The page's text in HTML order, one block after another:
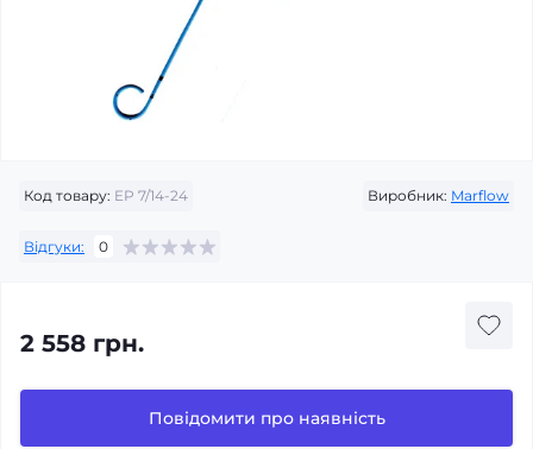
Код товару: EP 7/14-24 Виробник: Marflow
Відгуки: 0
2 558 грн.
Повідомити про наявність